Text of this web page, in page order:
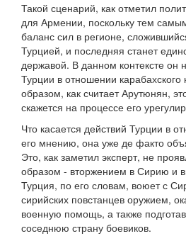
Такой сценарий, как отметил
для Армении, поскольку тем
баланс сил в регионе,
Турцией, и последняя станет
державой. В данном контексте он
Турции в отношении
образом, как считает Арутюнян,
скажется на процессе его
Что касается действий Турции в
его мнению, она уже де факто
Это, как заметил эксперт, не
образом - вторжением в Сирию и
Турция, по его словам, воюет с
сирийских повстанцев оружием,
военную помощь, а также
соседнюю страну боевиков.